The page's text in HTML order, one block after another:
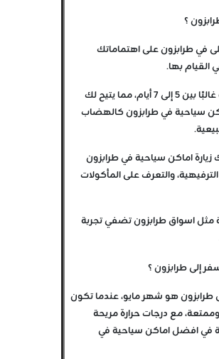
؟
في طرابزون على اهتماماتك
القيام بها.
تتراوح الفترة المناسبة غالبًا بين 5 إلى 7 أيام، مما يتيح لك
سياحية في طرابزون كالهضاب
اماكن سياحية في طرابزون
والتعرف على المأكولات
مثل اسواق طرابزون تضفي تجربة
إلى طرابزون ؟
هو شهر مايو، عندما تكون
مع درجات حرارة مريحة
في افضل اماكن سياحية في